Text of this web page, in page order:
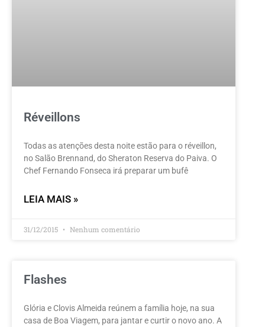
Réveillons
Todas as atenções desta noite estão para o réveillon,
no Salão Brennand, do Sheraton Reserva do Paiva. O
Chef Fernando Fonseca irá preparar um bufê
LEIA MAIS »
31/12/2015 Nenhum comentário
Flashes
Glória e Clovis Almeida reúnem a família hoje, na sua
casa de Boa Viagem, para jantar e curtir o novo ano. A